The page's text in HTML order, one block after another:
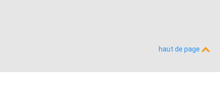
haut de page